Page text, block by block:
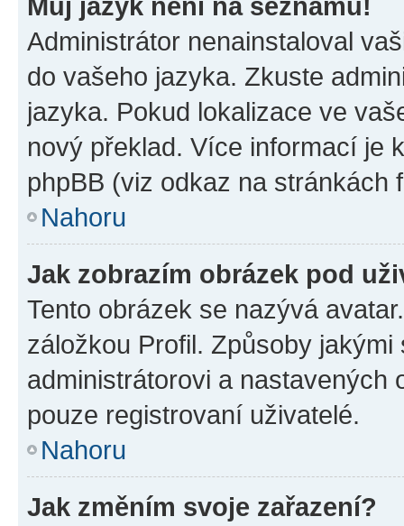
Můj jazyk není na seznamu!
Administrátor nenainstaloval
do vašeho jazyka. Zkuste
jazyka. Pokud lokalizace ve
nový překlad. Více informací je
phpBB (viz odkaz na stránkách
Nahoru
Jak zobrazím obrázek pod
Tento obrázek se nazývá
záložkou Profil. Způsoby
administrátorovi a nastavených
pouze registrovaní uživatelé.
Nahoru
Jak změním svoje zařazení?